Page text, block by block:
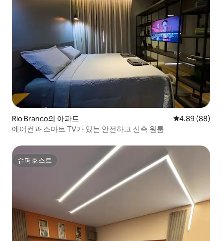
Rio Branco의 아파트 평점 4.89점(5
4.89 (88)
에어컨과 스마트 TV가 있는 안전하고 신축 원룸
슈퍼호스트
슈퍼호스트